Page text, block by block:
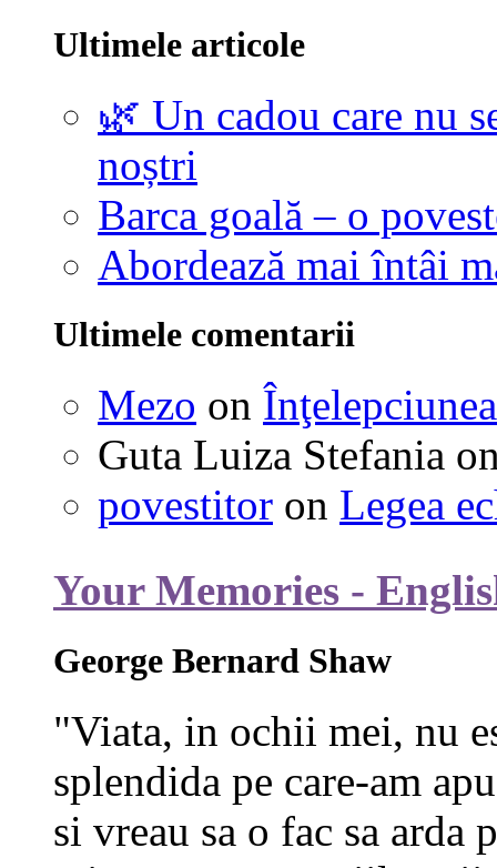
Ultimele articole
🌿 Un cadou care nu
noștri
Barca goală – o
Abordează mai întâi
Ultimele comentarii
Mezo on Înţelepciunea
Guta Luiza Stefania
povestitor on Legea
Your Memories -
George Bernard Shaw
"Viata, in ochii mei, nu
splendida pe care-am
si vreau sa o fac sa